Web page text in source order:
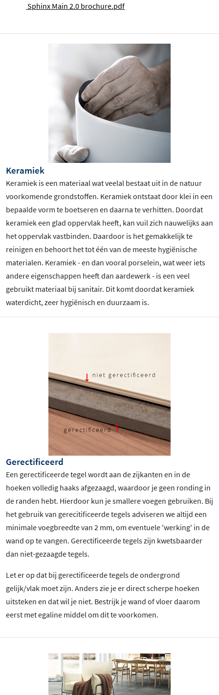
Sphinx Main 2.0 brochure.pdf
Keramiek
Keramiek is een materiaal wat veelal bestaat uit in de natuur
voorkomende grondstoffen. Keramiek ontstaat door klei in een
bepaalde vorm te boetseren en daarna te verhitten. Doordat
keramiek een glad oppervlak heeft, kan vuil zich nauwelijks aan
het oppervlak vastbinden. Daardoor is het gemakkelijk te
reinigen en behoort het tot één van de meeste hygiënische
materialen. Keramiek - en dan vooral porselein, wat weer iets
andere eigenschappen heeft dan aardewerk - is een veel
gebruikt materiaal bij sanitair. Dit komt doordat keramiek
waterdicht, zeer hygiënisch en duurzaam is.
Gerectificeerd
Een gerectificeerde tegel wordt aan de zijkanten en in de
hoeken volledig haaks afgezaagd, waardoor je geen ronding in
de randen hebt. Hierdoor kun je smallere voegen gebruiken. Bij
het gebruik van gerecitificeerde tegels adviseren we altijd een
minimale voegbreedte van 2 mm, om eventuele 'werking' in de
wand op te vangen. Gerectificeerde tegels zijn kwetsbaarder
dan niet-gezaagde tegels.
Let er op dat bij gerectificeerde tegels de ondergrond
gelijk/vlak moet zijn. Anders zie je er direct scherpe hoeken
uitsteken en dat wil je niet. Bestrijk je wand of vloer daarom
eerst met egaline middel om dit te voorkomen.